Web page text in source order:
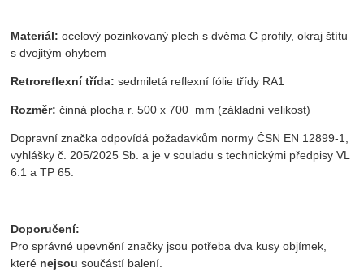
Materiál: ocelový pozinkovaný plech s dvěma C profily, okraj štítu
s dvojitým ohybem
Retroreflexní třída: sedmiletá reflexní fólie třídy RA1
Rozměr: činná plocha r. 500 x 700 mm (základní velikost)
Dopravní značka odpovídá požadavkům normy ČSN EN 12899-1,
vyhlášky č. 205/2025 Sb. a je v souladu s technickými předpisy VL
6.1 a TP 65.
Doporučení:
Pro správné upevnění značky jsou potřeba dva kusy objímek,
které nejsou součástí balení.